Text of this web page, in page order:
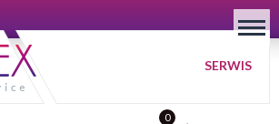
0
SERWIS